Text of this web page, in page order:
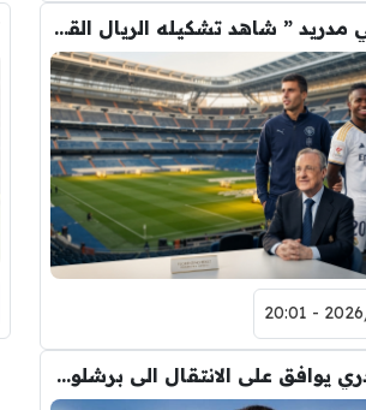
” مهزلة في مدريد ” شاهد تشكيله الريال القادمه لاكتساح المركز الثاني
2026/
عاجل : رودري يوافق على الانتقال الى برشلونة.. 3 أسباب وراء قراره